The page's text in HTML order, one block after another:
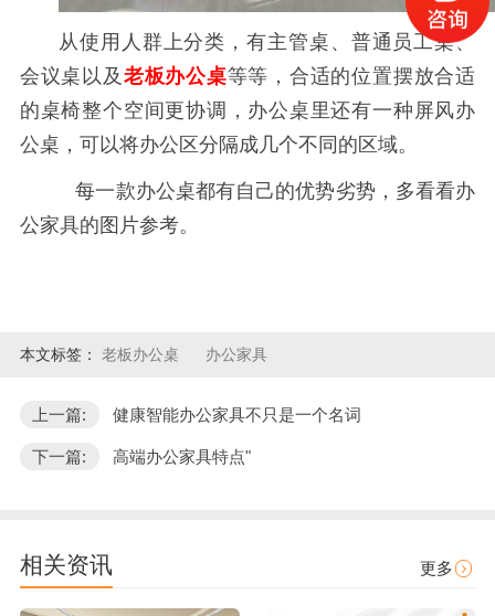
从使用人群上分类，有主管桌、普通员工桌、
会议桌以及 老板办公桌等等，合适的位置摆放合适
的桌椅整个空间更协调，办公桌里还有一种屏风办
公桌，可以将办公区分隔成几个不同的区域。
每一款办公桌都有自己的优势劣势，多看看办
公家具的图片参考。
本文标签： 老板办公桌 办公家具
上一篇: 健康智能办公家具不只是一个名词
下一篇: 高端办公家具特点"
相关资讯 更多